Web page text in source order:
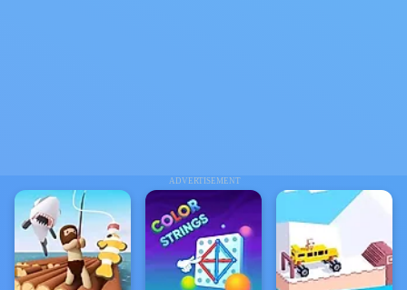
ADVERTISEMENT